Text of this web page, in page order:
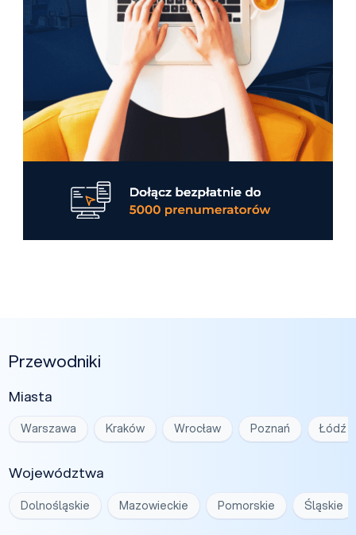
Przewodniki
Miasta
Warszawa Kraków Wrocław Poznań Łódź
Województwa
Dolnośląskie Mazowieckie Pomorskie Śląskie